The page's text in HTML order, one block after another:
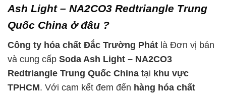
Ash Light – NA2CO3 Redtriangle Trung
Quốc China ở đâu ?
Công ty hóa chất Đắc Trường Phát là Đơn vị bán
và cung cấp Soda Ash Light – NA2CO3
Redtriangle Trung Quốc China tại khu vực
TPHCM. Với cam kết đem đến hàng hóa chất